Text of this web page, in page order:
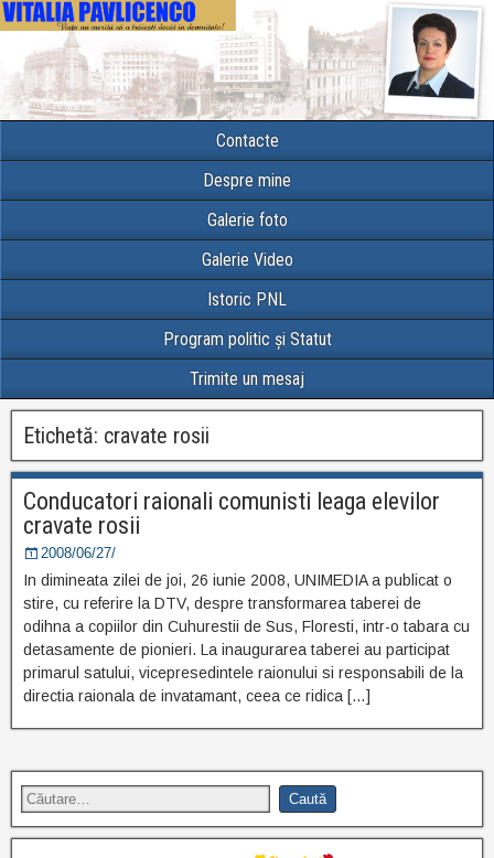
Contacte
Despre mine
Galerie foto
Galerie Video
Istoric PNL
Program politic și Statut
Trimite un mesaj
Etichetă: cravate rosii
Conducatori raionali comunisti leaga elevilor
cravate rosii
2008/06/27/
In dimineata zilei de joi, 26 iunie 2008, UNIMEDIA a publicat o
stire, cu referire la DTV, despre transformarea taberei de
odihna a copiilor din Cuhurestii de Sus, Floresti, intr-o tabara cu
detasamente de pionieri. La inaugurarea taberei au participat
primarul satului, vicepresedintele raionului si responsabili de la
directia raionala de invatamant, ceea ce ridica […]